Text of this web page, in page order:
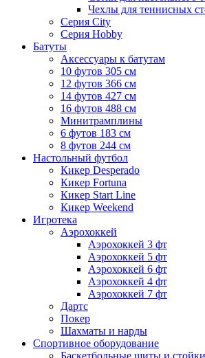
Чехлы для теннисных
Серия City
Серия Hobby
Батуты
Аксессуары к батутам
10 футов 305 см
12 футов 366 см
14 футов 427 см
16 футов 488 см
Минитрамплины
6 футов 183 см
8 футов 244 см
Настольный футбол
Кикер Desperado
Кикер Fortuna
Кикер Start Line
Кикер Weekend
Игротека
Аэрохоккей
Аэрохоккей 3 фт
Аэрохоккей 5 фт
Аэрохоккей 6 фт
Аэрохоккей 4 фт
Аэрохоккей 7 фт
Дартс
Покер
Шахматы и нарды
Спортивное оборудование